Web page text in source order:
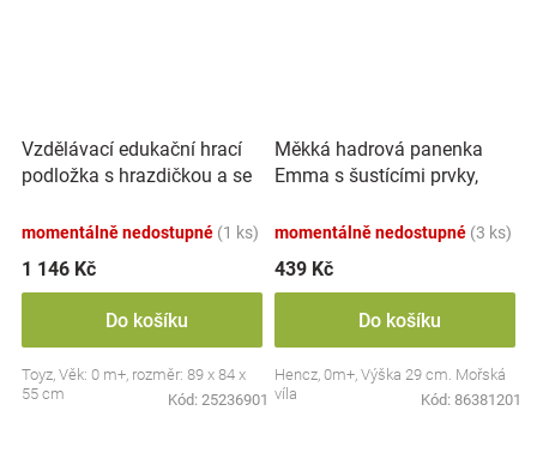
Vzdělávací edukační hrací
podložka s hrazdičkou a se
momentálně nedostupné (1 ks)
1 146 Kč
Do košíku
Toyz, Věk: 0 m+, rozměr: 89 x 84 x
55 cm
Kód: 25236901
Měkká hadrová panenka
Emma s šustícími prvky,
momentálně nedostupné (3 ks)
439 Kč
Do košíku
Hencz, 0m+, Výška 29 cm. Mořská
víla
Kód: 86381201